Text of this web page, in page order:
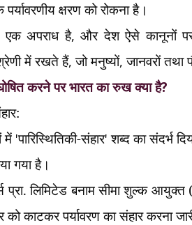
क्षरण को रोकना है।
एक अपराध है,और देश ऐसे कानूनों
में रखते हैं,जो मनुष्यों,जानवरों तथा
करने पर भारत का रुख क्या है?
में 'पारिस्थितिकी-संहार'शब्द का संदर्भ
गया है।
प्रा. लिमिटेड बनाम सीमा शुल्क आयुक्त
काटकर पर्यावरण का संहार करना